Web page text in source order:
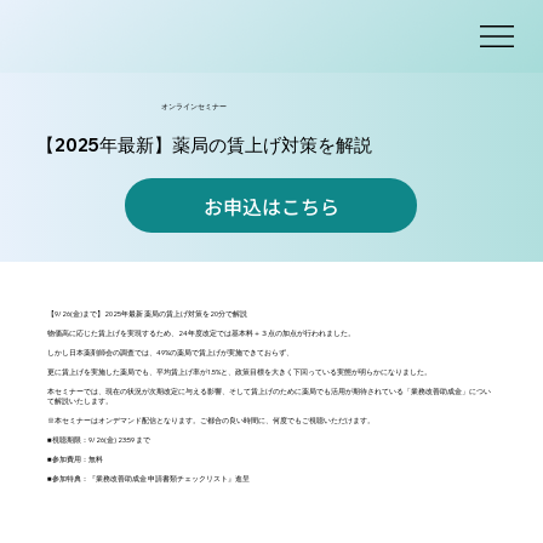
オンラインセミナー
【2025年最新】薬局の賃上げ対策を解説
お申込はこちら
【9/26(金)まで】2025年最新 薬局の賃上げ対策を20分で解説
物価高に応じた賃上げを実現するため、24年度改定では基本料＋３点の加点が行われました。
しかし日本薬剤師会の調査では、49%の薬局で賃上げが実施できておらず、
更に賃上げを実施した薬局でも、平均賃上げ率が1.5%と、政策目標を大きく下回っている実態が明らかになりました。
本セミナーでは、現在の状況が次期改定に与える影響、そして賃上げのために薬局でも活用が期待されている「業務改善助成金」につい
て解説いたします。
※本セミナーはオンデマンド配信となります。ご都合の良い時間に、何度でもご視聴いただけます。
■視聴期限：9/26(金) 23:59 まで
■参加費用：無料
■参加特典：『業務改善助成金 申請書類チェックリスト』進呈